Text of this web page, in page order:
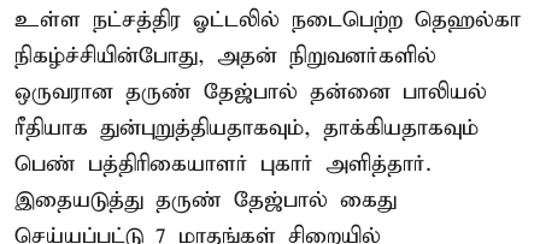
உள்ள நட்சத்திர ஓட்டலில் நடைபெற்ற தெஹல்கா
நிகழ்ச்சியின்போது, அதன் நிறுவனர்களில்
ஒருவரான தருண் தேஜ்பால் தன்னை பாலியல்
ரீதியாக துன்புறுத்தியதாகவும், தாக்கியதாகவும்
பெண் பத்திரிகையாளர் புகார் அளித்தார்.
இதையடுத்து தருண் தேஜ்பால் கைது
செய்யப்பட்டு 7 மாதங்கள் சிறையில்